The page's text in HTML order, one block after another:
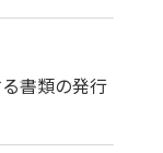
書類の発行